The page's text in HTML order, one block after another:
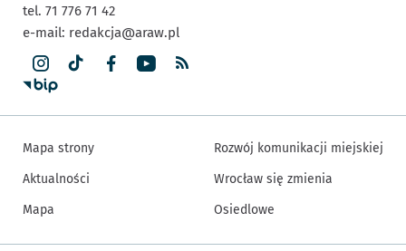
tel. 71 776 71 42
e-mail: redakcja@araw.pl
Mapa strony
Aktualności
Mapa
Rozwój komunikacji miejskiej
Wrocław się zmienia
Osiedlowe